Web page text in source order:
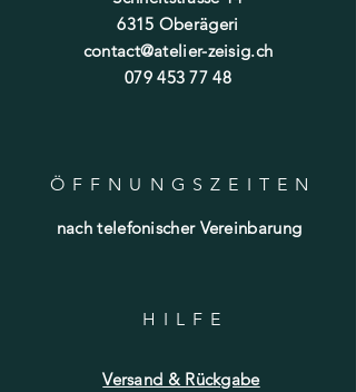
6315 Oberägeri
contact@atelier-zeisig.ch
079 453 77 48
ÖFFNUNGSZEITE N
nach telefonischer Vereinbarung
HILF E
Versand & Rückgabe